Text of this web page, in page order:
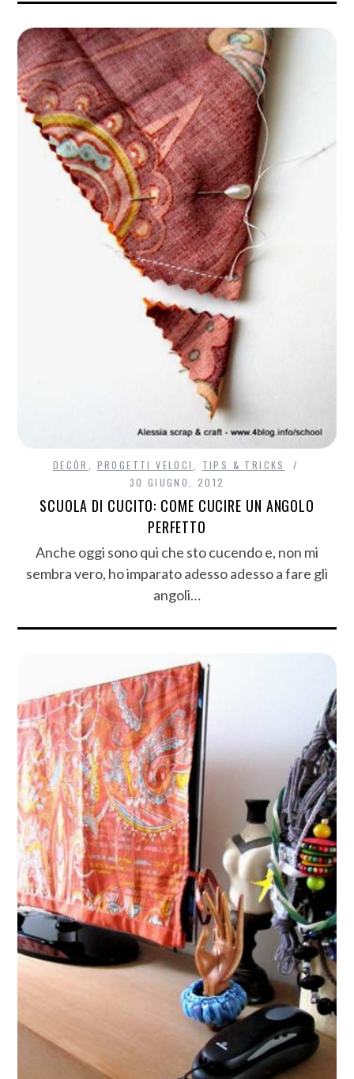
DECÒR PROGETTI VELOCI
TIPS & TRICKS
30 GIUGNO, 2012
SCUOLA DI CUCITO: COME CUCIRE UN ANGOLO
PERFETTO
Anche oggi sono qui che sto cucendo e, non mi
sembra vero, ho imparato adesso adesso a fare gli
angoli…